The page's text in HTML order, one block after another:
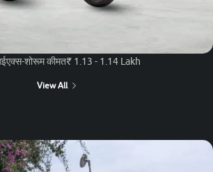
एक्स-शोरूम कीमत₹ 1.13 - 1.14 Lakh
View All